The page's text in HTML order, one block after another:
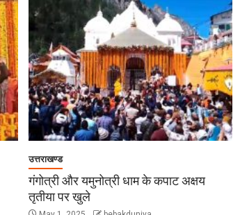
उत्तराखण्ड
गंगोत्री और यमुनोत्री धाम के कपाट अक्षय
तृतीया पर खुले